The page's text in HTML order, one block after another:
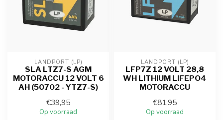
LANDPORT (LP)
SLA LTZ7-S AGM
MOTORACCU 12 VOLT 6
AH (50702 - YTZ7-S)
€39,95
Op voorraad
LANDPORT (LP)
LFP7Z 12 VOLT 28,8
WH LITHIUM LIFEPO4
MOTORACCU
€81,95
Op voorraad